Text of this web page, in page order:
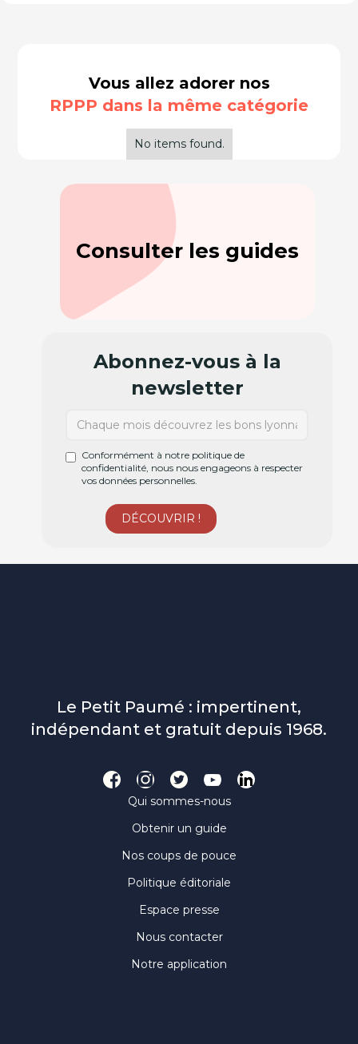
Vous allez adorer nos
RPPP dans la même catégorie
No items found.
Consulter les guides
Abonnez-vous à la
newsletter
Conformément à notre politique de
confidentialité, nous nous engageons à respecter
vos données personnelles.
Le Petit Paumé : impertinent,
indépendant et gratuit depuis 1968.
Qui sommes-nous
Obtenir un guide
Nos coups de pouce
Politique éditoriale
Espace presse
Nous contacter
Notre application